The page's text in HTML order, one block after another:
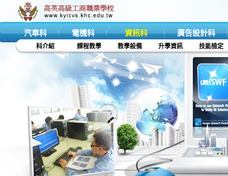
汽車科 電機科 資訊科 廣告設計科
科介紹 課程教學 教學設備 升學資訊 技能檢定